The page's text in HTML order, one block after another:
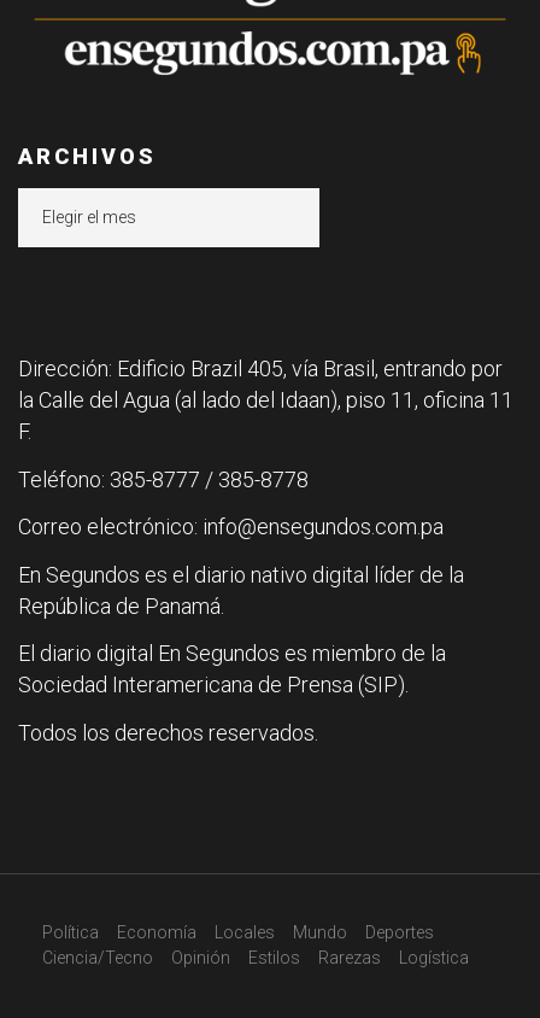
ARCHIVOS
Dirección: Edificio Brazil 405, vía Brasil, entrando por
la Calle del Agua (al lado del Idaan), piso 11, oficina 11
F.
Teléfono: 385-8777 / 385-8778
Correo electrónico: info@ensegundos.com.pa
En Segundos es el diario nativo digital líder de la
República de Panamá.
El diario digital En Segundos es miembro de la
Sociedad Interamericana de Prensa (SIP).
Todos los derechos reservados.
Política Economía Locales Mundo
Deportes
Ciencia/Tecno
Opinión Estilos Rarezas Logística